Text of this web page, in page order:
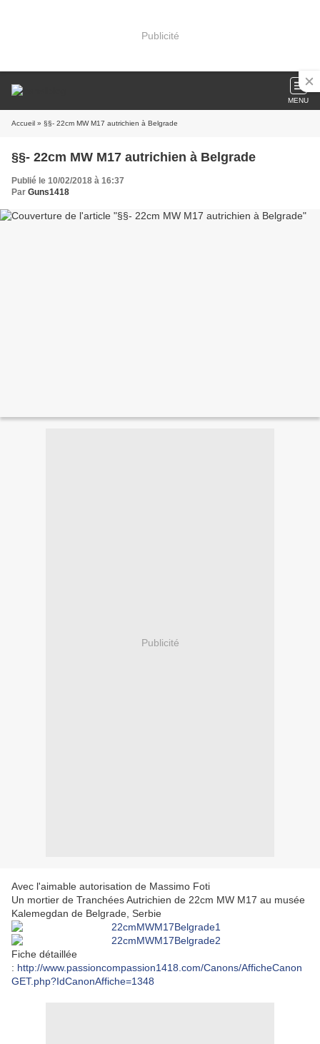
Publicité
MENU
Accueil » §§- 22cm MW M17 autrichien à Belgrade
§§- 22cm MW M17 autrichien à Belgrade
Publié le 10/02/2018 à 16:37
Par Guns1418
Publicité
Avec l'aimable autorisation de Massimo Foti
Un mortier de Tranchées Autrichien de 22cm MW M17 au musée
Kalemegdan de Belgrade, Serbie
Fiche détaillée
: http://www.passioncompassion1418.com/Canons/AfficheCanon
GET.php?IdCanonAffiche=1348